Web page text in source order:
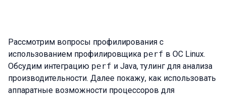
Рассмотрим вопросы профилирования с
использованием профилировщика perf в ОС Linux.
Обсудим интеграцию perf и Java, тулинг для анализа
производительности. Далее покажу, как использовать
аппаратные возможности процессоров для